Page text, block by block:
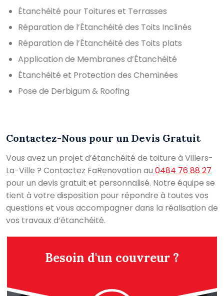
Étanchéité pour Toitures et Terrasses
Réparation de l’Étanchéité des Toits Inclinés
Réparation de l’Étanchéité des Toits plats
Application de Membranes d’Étanchéité
Étanchéité et Protection des Cheminées
Pose de Derbigum & Roofing
Contactez-Nous pour un Devis Gratuit
Vous avez un projet d’étanchéité de toiture à Villers-
La-Ville ? Contactez FaRenovation au 0484 76 88 27
pour un devis gratuit et personnalisé. Notre équipe se
tient à votre disposition pour répondre à toutes vos
questions et vous accompagner dans la réalisation de
vos travaux d’étanchéité.
Besoin d'un couvreur ?